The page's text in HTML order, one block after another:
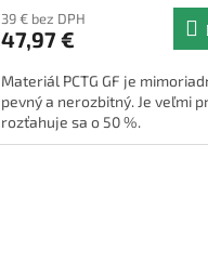
39 € bez DPH
47,97 €
Materiál PCTG GF je
pevný a nerozbitný. Je veľmi
rozťahuje sa o 50 %.